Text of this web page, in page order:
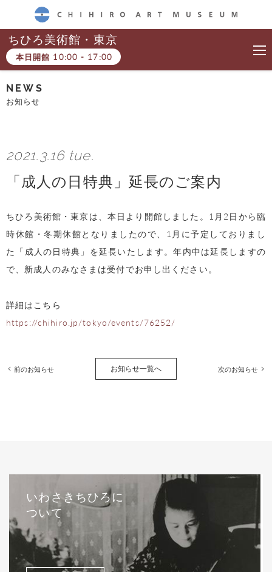
CHIHIRO ART MUSEUM
ちひろ美術館・東京
本日開館 10:00 - 17:00
NEWS
お知らせ
2021.3.16 tue.
「成人の日特典」延長のご案内
ちひろ美術館・東京は、本日より開館しました。1月2日から臨
時休館・冬期休館となりましたので、1月に予定しておりまし
た「成人の日特典」を延長いたします。年内中は延長しますの
で、新成人のみなさまは受付でお申し出ください。
詳細はこちら
https://chihiro.jp/tokyo/events/76252/
前のお知らせ お知らせ一覧へ 次のお知らせ
いわさきちひろに
ついて